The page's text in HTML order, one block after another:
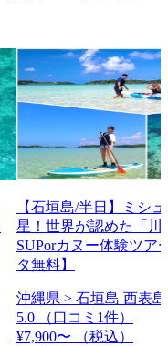
【石垣島/半日】ミシ
星！世界が認めた「川
SUPorカヌー体験ツア
タ無料】
沖縄県 > 石垣島 西表
5.0
（口コミ1件）
¥7,900〜
（税込）